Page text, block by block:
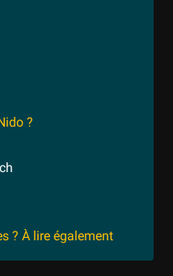
?
? À lire également